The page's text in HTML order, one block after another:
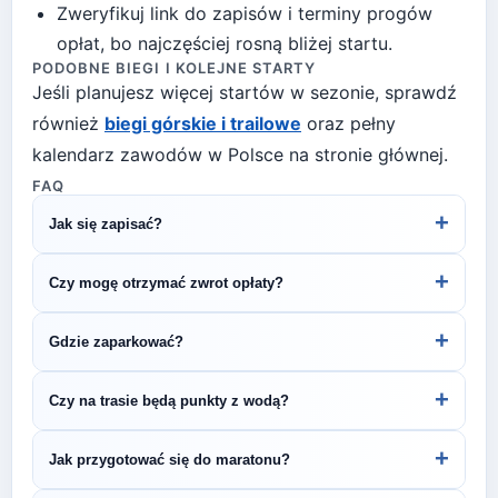
Zweryfikuj link do zapisów i terminy progów
opłat, bo najczęściej rosną bliżej startu.
PODOBNE BIEGI I KOLEJNE STARTY
Jeśli planujesz więcej startów w sezonie, sprawdź
również biegi górskie i trailowe oraz pełny
kalendarz zawodów w Polsce na stronie głównej.
FAQ
Jak się zapisać? +
przejść do strony organizatora z formularzem
rejestracyjnym.
Czy mogę otrzymać zwrot opłaty? +
regulamin biegu lub skontaktuj się z
organizatorem.
Gdzie zaparkować? +
— szczegóły znajdziesz w opisie biegu lub na
stronie organizatora.
Czy na trasie będą punkty z wodą? +
nawadniania na trasie. Dokładne informacje
Jak przygotować się do maratonu? +